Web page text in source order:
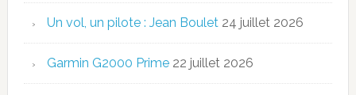
Un vol, un pilote : Jean Boulet 24 juillet 2026
Garmin G2000 Prime 22 juillet 2026